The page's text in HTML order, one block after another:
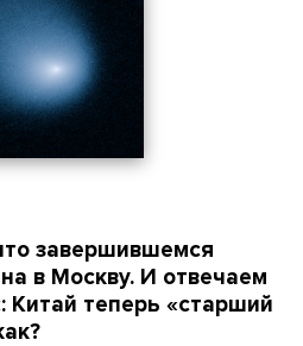
завершившемся
в Москву. И отвечаем
Китай теперь «старший